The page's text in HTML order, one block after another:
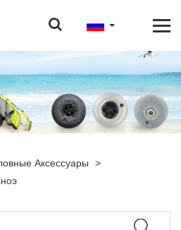
Аксессуары
>